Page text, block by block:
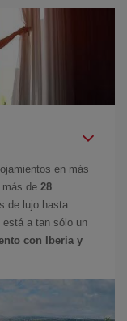
en más
más de 28
de lujo hasta
a tan sólo un
con Iberia y